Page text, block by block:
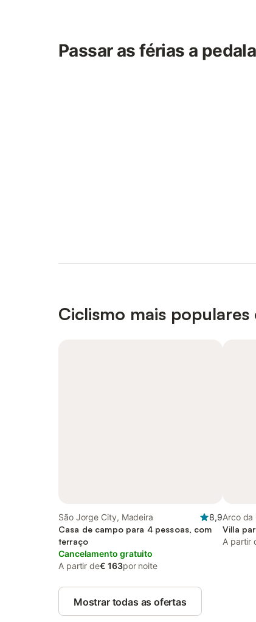
Passar as férias a
Ciclismo mais populares
São Jorge City, Madeira
8,9
Casa de campo para 4 pessoas, com
terraço
Cancelamento gratuito
A partir de€ 163por noite
Arco da
Villa
A partir
Mostrar todas as ofertas